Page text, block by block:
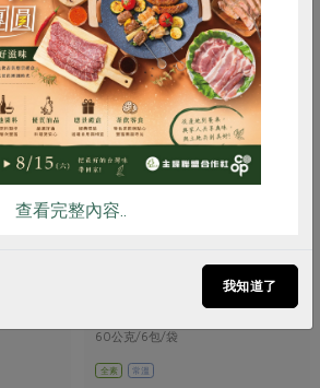
60公克/6包/袋
全素 常溫
RPET 食譜 減硝酸鹽
食安 共同購買
查看完整內容..
我知道了